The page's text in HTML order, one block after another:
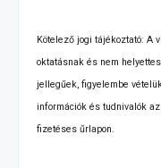
Kötelező jogi tájékoztató: A
oktatásnak és nem
jellegűek, figyelembe
információk és tudnivalók
fizetéses űrlapon.